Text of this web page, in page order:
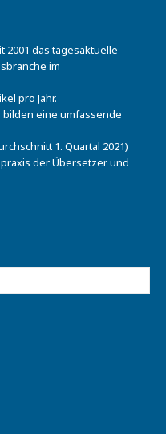
2001 das tagesaktuelle
im
pro Jahr.
bilden eine umfassende
1. Quartal 2021)
der Übersetzer und